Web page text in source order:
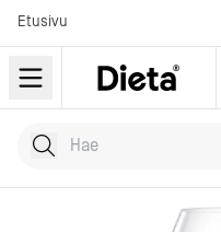
Etusivu
Hae tuotteita
Kirjoita hakusana...